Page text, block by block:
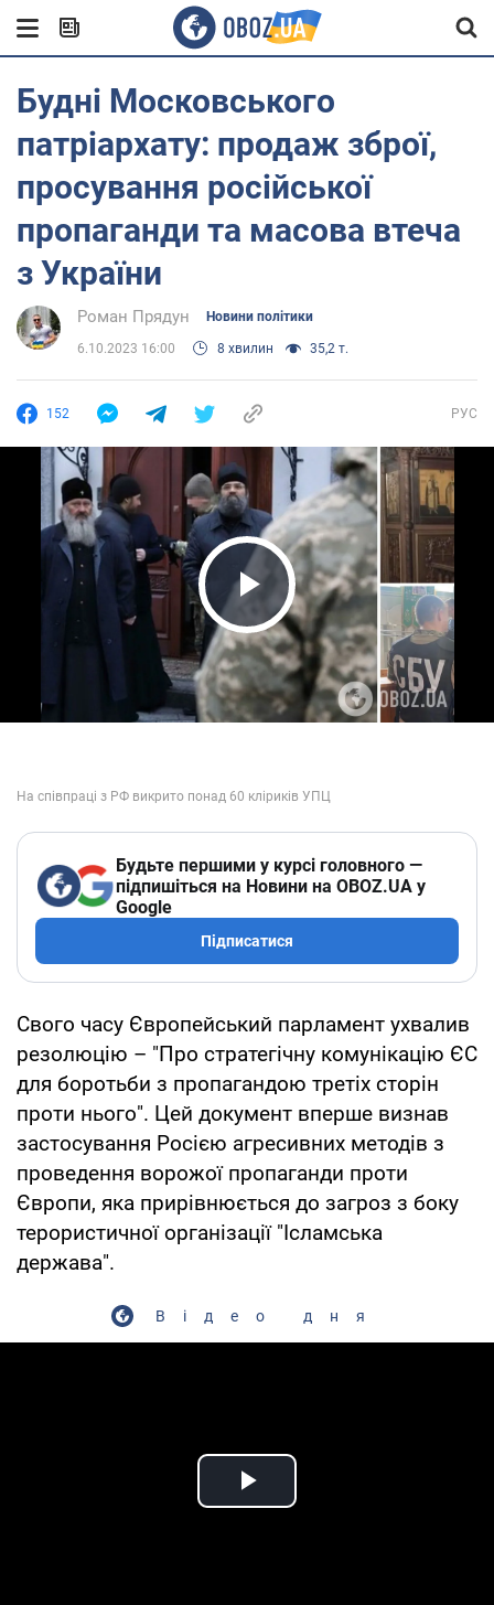
Будні Московського
патріархату: продаж зброї,
просування російської
пропаганди та масова втеча
з України
Роман Прядун Новини політики
6.10.2023 16:00 8 хвилин 35,2 т.
152 РУС
Play Video
Будьте першими у курсі головного —
підпишіться на Новини на OBOZ.UA у
Google
Підписатися
Свого часу Європейський парламент ухвалив
резолюцію – "Про стратегічну комунікацію ЄС
для боротьби з пропагандою третіх сторін
проти нього". Цей документ вперше визнав
застосування Росією агресивних методів з
проведення ворожої пропаганди проти
Європи, яка прирівнюється до загроз з боку
терористичної організації "Ісламська
держава".
Відео дня
Play Video